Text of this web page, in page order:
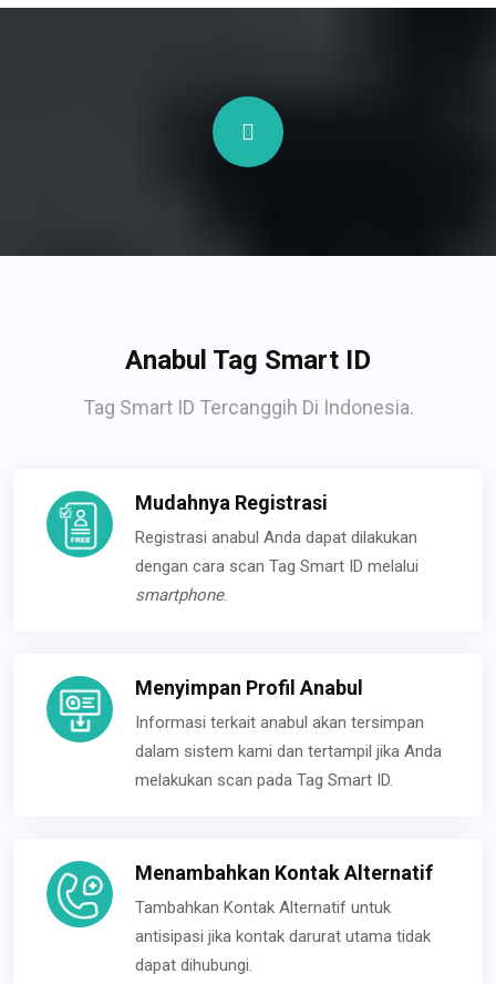
Anabul Tag Smart ID
Tag Smart ID Tercanggih Di Indonesia.
Mudahnya Registrasi
Registrasi anabul Anda dapat dilakukan
dengan cara scan Tag Smart ID melalui
smartphone.
Menyimpan Profil Anabul
Informasi terkait anabul akan tersimpan
dalam sistem kami dan tertampil jika Anda
melakukan scan pada Tag Smart ID.
Menambahkan Kontak Alternatif
Tambahkan Kontak Alternatif untuk
antisipasi jika kontak darurat utama tidak
dapat dihubungi.